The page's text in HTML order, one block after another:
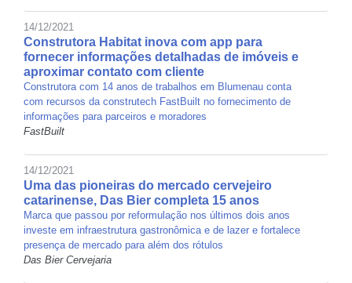
14/12/2021
Construtora Habitat inova com app para
fornecer informações detalhadas de imóveis e
aproximar contato com cliente
Construtora com 14 anos de trabalhos em Blumenau conta
com recursos da construtech FastBuilt no fornecimento de
informações para parceiros e moradores
FastBuilt
14/12/2021
Uma das pioneiras do mercado cervejeiro
catarinense, Das Bier completa 15 anos
Marca que passou por reformulação nos últimos dois anos
investe em infraestrutura gastronômica e de lazer e fortalece
presença de mercado para além dos rótulos
Das Bier Cervejaria